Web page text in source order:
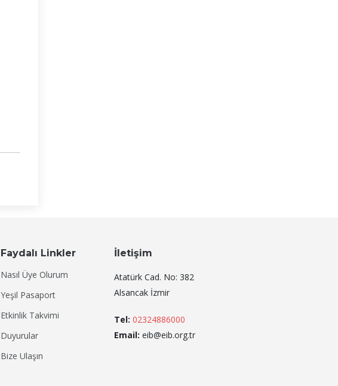
Faydalı Linkler
Nasıl Üye Olurum
Yeşil Pasaport
Etkinlik Takvimi
Duyurular
Bize Ulaşın
İletişim
Atatürk Cad. No: 382
Alsancak İzmir
Tel: 02324886000
Email: eib@eib.org.tr